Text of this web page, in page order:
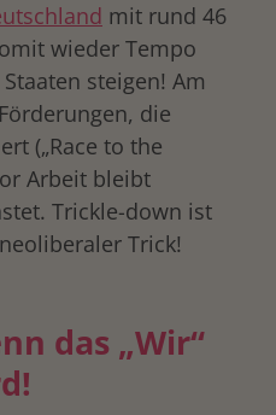
mit rund 46
wieder Tempo
steigen! Am
die
(„Race to the
Arbeit bleibt
Trickle-down ist
Trick!
das „Wir“